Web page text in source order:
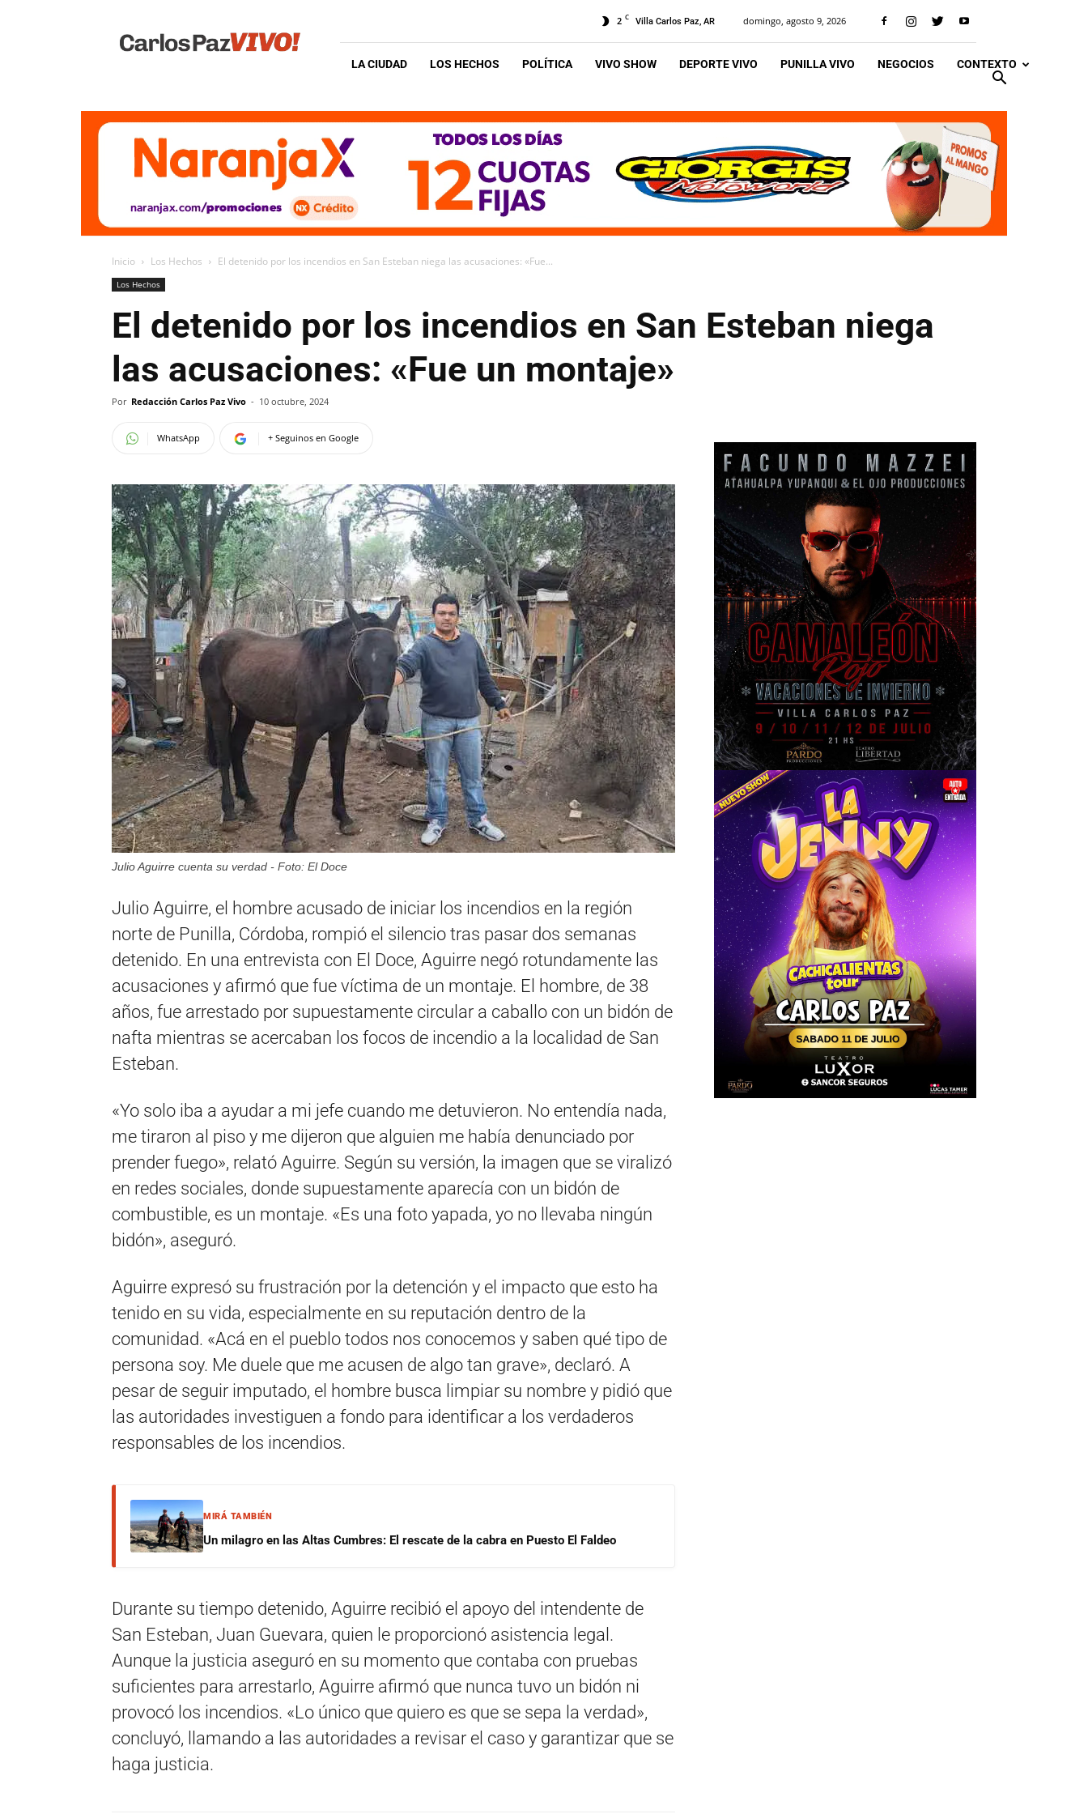
Vivo
2 C Villa Carlos Paz, AR domingo, agosto 9, 2026
LA CIUDAD LOS HECHOS POLÍTICA VIVO SHOW DEPORTE VIVO PUNILLA VIVO NEGOCIOS CONTEXTO
Inicio Los Hechos El detenido por los incendios en San Esteban niega las acusaciones: «Fue...
Los Hechos
El detenido por los incendios en San Esteban niega
las acusaciones: «Fue un montaje»
Por Redacción Carlos Paz Vivo - 10 octubre, 2024
WhatsApp + Seguinos en Google
Julio Aguirre cuenta su verdad - Foto: El Doce
Julio Aguirre, el hombre acusado de iniciar los incendios en la región
norte de Punilla, Córdoba, rompió el silencio tras pasar dos semanas
detenido. En una entrevista con El Doce, Aguirre negó rotundamente las
acusaciones y afirmó que fue víctima de un montaje. El hombre, de 38
años, fue arrestado por supuestamente circular a caballo con un bidón de
nafta mientras se acercaban los focos de incendio a la localidad de San
Esteban.
«Yo solo iba a ayudar a mi jefe cuando me detuvieron. No entendía nada,
me tiraron al piso y me dijeron que alguien me había denunciado por
prender fuego», relató Aguirre. Según su versión, la imagen que se viralizó
en redes sociales, donde supuestamente aparecía con un bidón de
combustible, es un montaje. «Es una foto yapada, yo no llevaba ningún
bidón», aseguró.
Aguirre expresó su frustración por la detención y el impacto que esto ha
tenido en su vida, especialmente en su reputación dentro de la
comunidad. «Acá en el pueblo todos nos conocemos y saben qué tipo de
persona soy. Me duele que me acusen de algo tan grave», declaró. A
pesar de seguir imputado, el hombre busca limpiar su nombre y pidió que
las autoridades investiguen a fondo para identificar a los verdaderos
responsables de los incendios.
MIRÁ TAMBIÉN
Un milagro en las Altas Cumbres: El rescate de la cabra en Puesto El Faldeo
Durante su tiempo detenido, Aguirre recibió el apoyo del intendente de
San Esteban, Juan Guevara, quien le proporcionó asistencia legal.
Aunque la justicia aseguró en su momento que contaba con pruebas
suficientes para arrestarlo, Aguirre afirmó que nunca tuvo un bidón ni
provocó los incendios. «Lo único que quiero es que se sepa la verdad»,
concluyó, llamando a las autoridades a revisar el caso y garantizar que se
haga justicia.